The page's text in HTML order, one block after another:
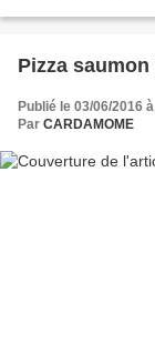
Pizza
Publié le 03/06/2016
Par CARDAMOME